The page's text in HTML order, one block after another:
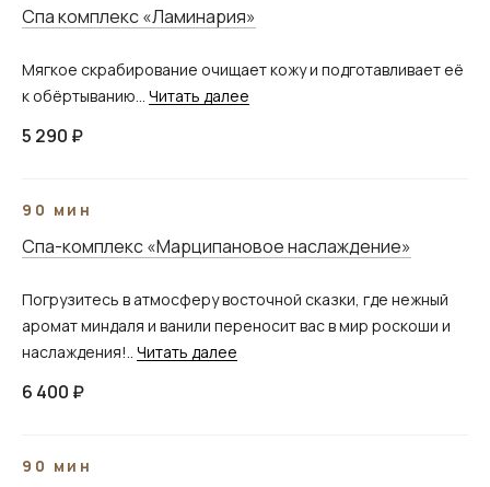
Спа комплекс «Ламинария»
Мягкое скрабирование очищает кожу и подготавливает её
к обёртыванию... Читать далее
5 290 ₽
90 мин
Спа-комплекс «Марципановое наслаждение»
Погрузитесь в атмосферу восточной сказки, где нежный
аромат миндаля и ванили переносит вас в мир роскоши и
наслаждения!.. Читать далее
6 400 ₽
90 мин